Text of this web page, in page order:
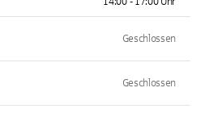
Geschlossen
Geschlossen